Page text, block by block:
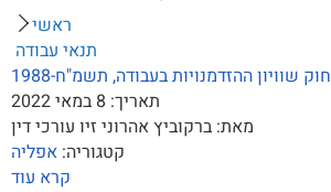
ראשי
תנאי עבודה
חוק שוויון ההזדמנויות בעבודה, תשמ"ח-1988
תאריך: 8 במאי 2022
מאת: ברקוביץ אהרוני זיו עורכי דין
קטגוריה: אפליה
קרא עוד